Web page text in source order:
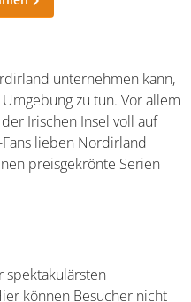
unternehmen
Fantasy-Fans lieben
an denen